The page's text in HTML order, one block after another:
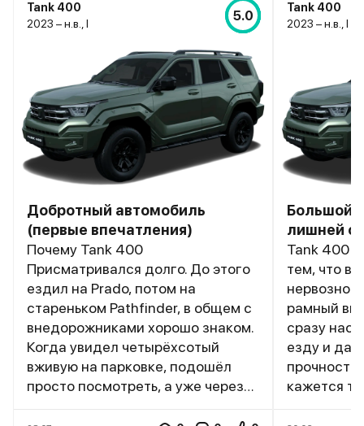
Tank 400
2023 – н.в., I
5.0
Добротный автомобиль
(первые впечатления)
Почему Tank 400
Присматривался долго. До этого
ездил на Prado, потом на
стареньком Pathfinder, в общем с
внедорожниками хорошо знаком.
Когда увидел четырёхсотый
вживую на парковке, подошёл
просто посмотреть, а уже через
Tank 400
2023 – н.в., I
Большой,
лишней
Tank 400
тем, что в
рамный
сразу
езду и
кажется